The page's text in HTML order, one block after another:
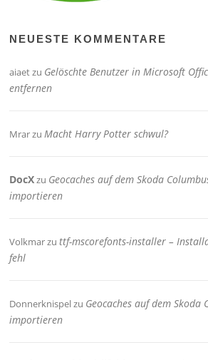
NEUESTE KOMMENTARE
aiaetzu Gelöschte Benutzer in Microsoft
entfernen
MrarzuMacht Harry Potter schwul?
DocXzu Geocaches auf dem Skoda
importieren
Volkmarzuttf-mscorefonts-installer –
fehl
Donnerknispelzu Geocaches auf dem Skoda
importieren